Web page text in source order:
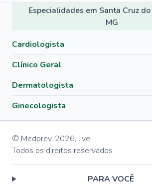
Especialidades em Santa Cruz
MG
Cardiologista
Clínico Geral
Dermatologista
Ginecologista
© Medprev, 2026, live
Todos os direitos reservados
PARA VOCÊ